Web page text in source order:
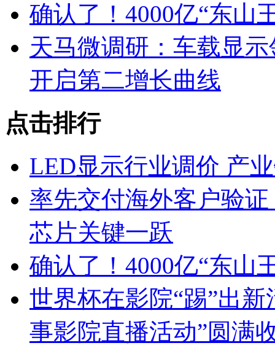
确认了！4000亿“东山
天马微调研：车载显
开启第二增长曲线
点击排行
LED显示行业调价 产
率先交付海外客户验
芯片关键一跃
确认了！4000亿“东山
世界杯在影院“踢”出
事影院直播活动”圆满